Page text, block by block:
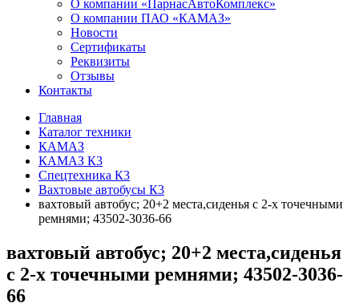
О компании «ПарнасАвтоКомплекс»
О компании ПАО «КАМАЗ»
Новости
Сертификаты
Реквизиты
Отзывы
Контакты
Главная
Каталог техники
КАМАЗ
КАМАЗ К3
Спецтехника К3
Вахтовые автобусы К3
вахтовый автобус; 20+2 места,сиденья с 2-х точечными
ремнями; 43502-3036-66
вахтовый автобус; 20+2 места,сиденья
с 2-х точечными ремнями; 43502-3036-
66